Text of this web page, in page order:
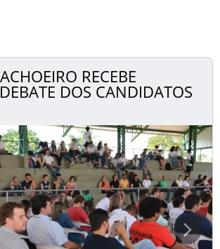
RECEBE
DOS CANDIDATOS